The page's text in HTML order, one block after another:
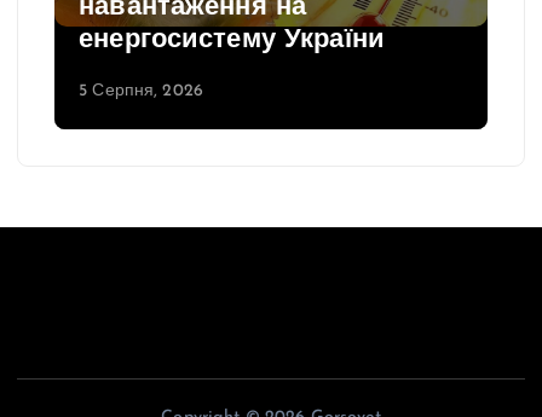
навантаження на
енергосистему України
5 Серпня, 2026